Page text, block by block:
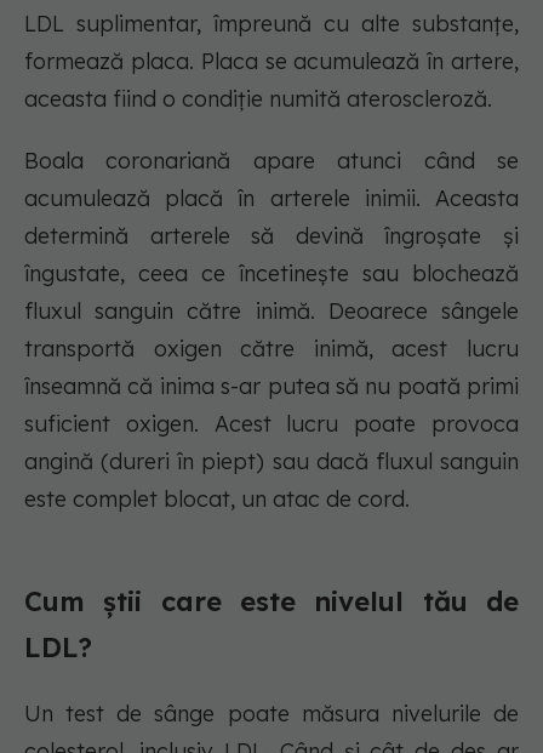
LDL suplimentar, împreună cu alte substanțe,
formează placa. Placa se acumulează în artere,
aceasta fiind o condiție numită ateroscleroză.
Boala coronariană apare atunci când se
acumulează placă în arterele inimii. Aceasta
determină arterele să devină îngroșate și
îngustate, ceea ce încetinește sau blochează
fluxul sanguin către inimă. Deoarece sângele
transportă oxigen către inimă, acest lucru
înseamnă că inima s-ar putea să nu poată primi
suficient oxigen. Acest lucru poate provoca
angină (dureri în piept) sau dacă fluxul sanguin
este complet blocat, un atac de cord.
Cum știi care este nivelul tău de
LDL?
Un test de sânge poate măsura nivelurile de